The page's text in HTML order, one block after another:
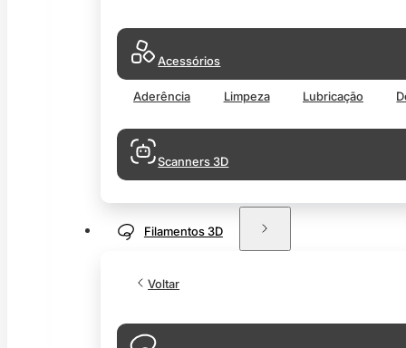
Acessórios
Aderência Limpeza Lubricação
Scanners 3D
Filamentos 3D
Voltar